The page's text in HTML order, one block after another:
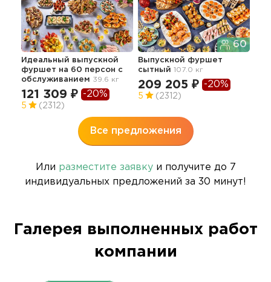
Идеальный выпускной
фуршет на 60 персон с
обслуживанием 39.6 кг
121 309 ₽ -20%
5 (2312)
60
Выпускной фуршет
сытный 107.0 кг
209 205 ₽ -20%
5 (2312)
Все предложения
Или разместите заявкуи получите до 7
индивидуальных предложений за 30 минут!
Галерея выполненных работ
компании